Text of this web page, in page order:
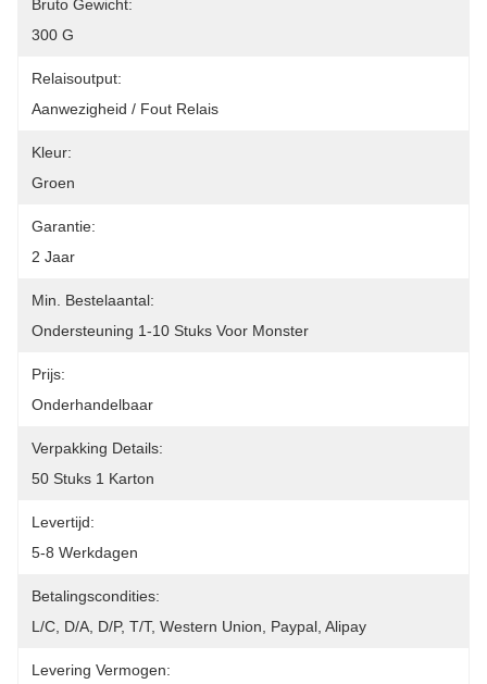
Bruto Gewicht:
300 G
Relaisoutput:
Aanwezigheid / Fout Relais
Kleur:
Groen
Garantie:
2 Jaar
Min. Bestelaantal:
Ondersteuning 1-10 Stuks Voor Monster
Prijs:
Onderhandelbaar
Verpakking Details:
50 Stuks 1 Karton
Levertijd:
5-8 Werkdagen
Betalingscondities:
L/C, D/A, D/P, T/T, Western Union, Paypal, Alipay
Levering Vermogen: